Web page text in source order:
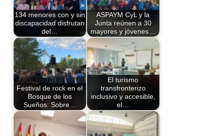
134 menores con y sin
discapacidad disfrutan
del…
ASPAYM CyL y la
Junta reúnen a 30
mayores y jóvenes…
Festival de rock en el
Bosque de los
Sueños: Sobre…
El turismo
transfronterizo
inclusivo y accesible,
el…